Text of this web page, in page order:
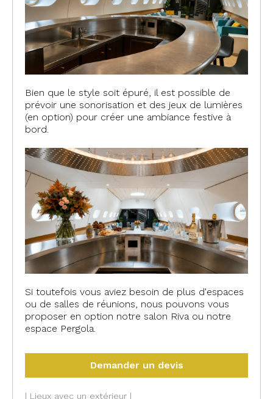
Bien que le style soit épuré, il est possible de
prévoir une sonorisation et des jeux de lumières
(en option) pour créer une ambiance festive à
bord.
Si toutefois vous aviez besoin de plus d'espaces
ou de salles de réunions, nous pouvons vous
proposer en option notre salon Riva ou notre
espace Pergola.
Demander un devis
| Lieux avec un extérieur |